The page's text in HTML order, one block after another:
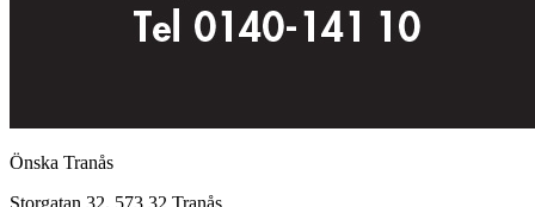
Önska Tranås
Storgatan 32, 573 32 Tranås